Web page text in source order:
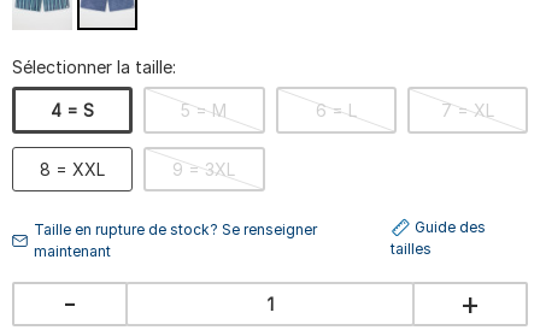
Sélectionner la taille:
4 = S 5 = M 6 = L 7 = XL
8 = XXL 9 = 3XL
Taille en rupture de stock? Se renseigner
maintenant
Guide des
tailles
- +